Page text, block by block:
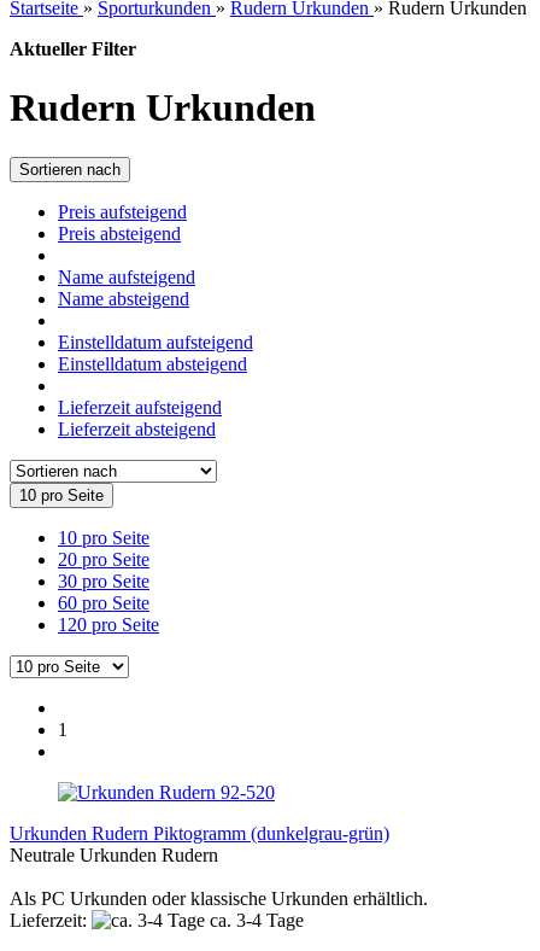
Startseite » Sporturkunden » Rudern Urkunden » Rudern Urkunden
Aktueller Filter
Rudern Urkunden
Sortieren nach
Preis aufsteigend
Preis absteigend
Name aufsteigend
Name absteigend
Einstelldatum aufsteigend
Einstelldatum absteigend
Lieferzeit aufsteigend
Lieferzeit absteigend
10 pro Seite
10 pro Seite
20 pro Seite
30 pro Seite
60 pro Seite
120 pro Seite
1
Urkunden Rudern Piktogramm (dunkelgrau-grün)
Neutrale Urkunden Rudern
Als PC Urkunden oder klassische Urkunden erhältlich.
Lieferzeit:
ca. 3-4 Tage